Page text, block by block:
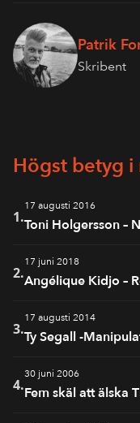
Patrik
Skribent
Högst betyg
1.
17 augusti 2016
Toni Holgersson –
2.
17 juni 2018
Angélique Kidjo –
3.
17 augusti 2014
Ty Segall -
4.
30 juni 2006
Fem skäl att älska